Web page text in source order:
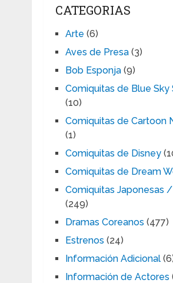
CATEGORIAS
Arte (6)
Aves de Presa(3)
Bob Esponja(9)
Comiquitas de Blue Sky
(10)
Comiquitas de Cartoon
(1)
Comiquitas de Disney
Comiquitas de Dream
Comiquitas Japonesas
(249)
Dramas Coreanos (477)
Estrenos (24)
Información Adicional
Información de Actores